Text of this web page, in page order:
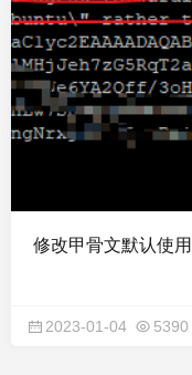
修改甲骨文默认使
2023-01-04 5390